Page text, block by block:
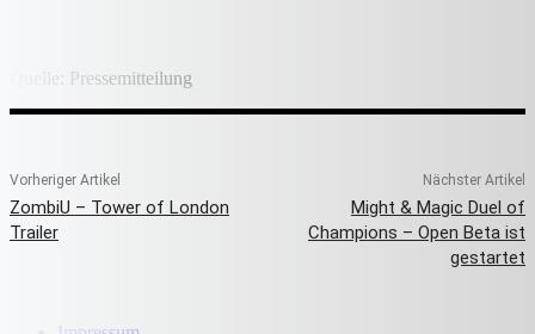
Quelle: Pressemitteilung
Vorheriger Artikel
ZombiU – Tower of London
Trailer
Nächster Artikel
Might & Magic Duel of
Champions – Open Beta ist
gestartet